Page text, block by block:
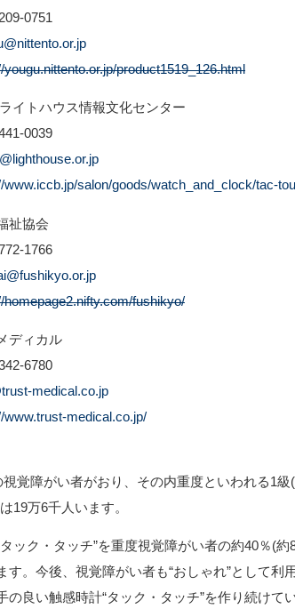
0751
yougu.nittento.or.jp/product1519_126.html
イトハウス情報文化センター
0039
www.iccb.jp/salon/goods/watch_and_clock/tac-
祉協会
1766
homepage2.nifty.com/fushikyo/
ディカル
6780
medical.co.jp
www.trust-medical.co.jp/
覚障がい者がおり、その内重度といわれる1
19万6千人います。
ック・タッチ”を重度視覚障がい者の約40％(
す。今後、視覚障がい者も“おしゃれ”として利
の良い触感時計“タック・タッチ”を作り続けて